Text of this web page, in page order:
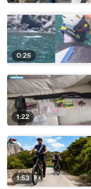
0:25
1:22
1:53